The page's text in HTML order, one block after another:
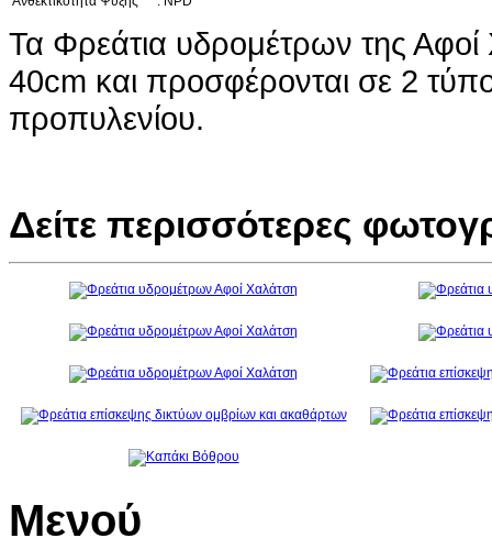
Τα Φρεάτια υδρομέτρων της
40cm και προσφέρονται σε 2
προπυλενίου.
Δείτε περισσότερες
Μενού